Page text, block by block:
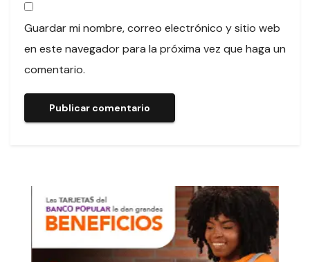
Guardar mi nombre, correo electrónico y sitio web
en este navegador para la próxima vez que haga un
comentario.